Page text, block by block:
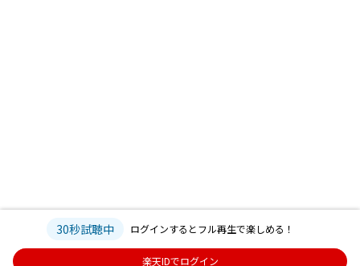
30秒試聴中 ログインするとフル再生で楽しめる！
楽天IDでログイン